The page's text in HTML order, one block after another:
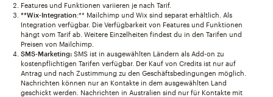
Features und Funktionen variieren je nach Tarif.
**Wix-Integration:** Mailchimp und Wix sind separat erhältlich. Als
Integration verfügbar. Die Verfügbarkeit von Features und Funktionen
hängt vom Tarif ab. Weitere Einzelheiten findest du in den Tarifen und
Preisen von Mailchimp.
SMS-Marketing:SMS ist in ausgewählten Ländern als Add-on zu
kostenpflichtigen Tarifen verfügbar. Der Kauf von Credits ist nur auf
Antrag und nach Zustimmung zu den Geschäftsbedingungen möglich.
Nachrichten können nur an Kontakte in dem ausgewählten Land
geschickt werden. Nachrichten in Australien sind nur für Kontakte mit